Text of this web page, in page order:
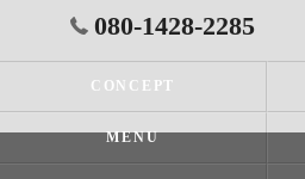
080-1428-2285
CONCEPT
MENU